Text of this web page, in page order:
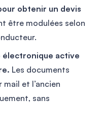
obtenir un devis
être modulées selon
électronique active
Les documents
mail et l’ancien
sans